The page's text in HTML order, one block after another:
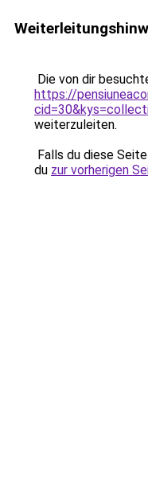
Die von dir
https://
weiterzuleiten.
Falls du diese
du zur vorherigen